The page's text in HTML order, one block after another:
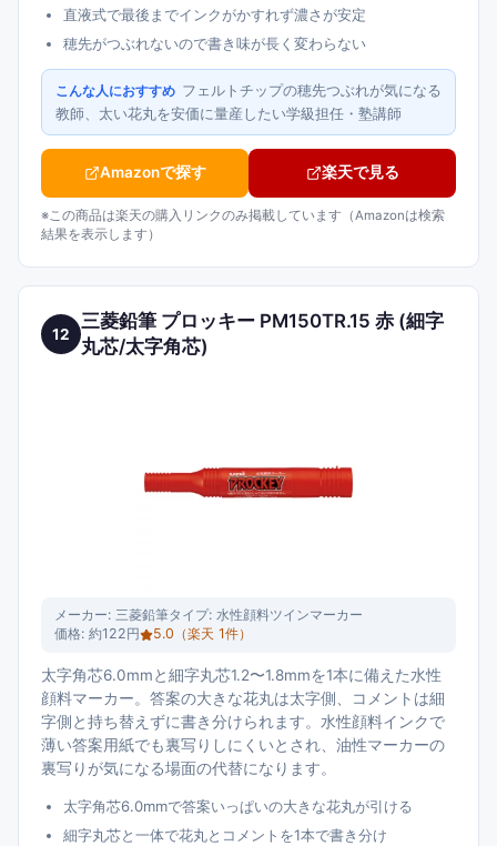
直液式で最後までインクがかすれず濃さが安定
穂先がつぶれないので書き味が長く変わらない
こんな人におすすめ フェルトチップの穂先つぶれが気になる
教師、太い花丸を安価に量産したい学級担任・塾講師
Amazonで探す 楽天で見る
※この商品は楽天の購入リンクのみ掲載しています（Amazonは検索
結果を表示します）
12
三菱鉛筆 プロッキー PM150TR.15 赤 (細字
丸芯/太字角芯)
メーカー: 三菱鉛筆タイプ: 水性顔料ツインマーカー
価格: 約122円 5.0 （楽天 1件）
太字角芯6.0mmと細字丸芯1.2〜1.8mmを1本に備えた水性
顔料マーカー。答案の大きな花丸は太字側、コメントは細
字側と持ち替えずに書き分けられます。水性顔料インクで
薄い答案用紙でも裏写りしにくいとされ、油性マーカーの
裏写りが気になる場面の代替になります。
太字角芯6.0mmで答案いっぱいの大きな花丸が引ける
細字丸芯と一体で花丸とコメントを1本で書き分け